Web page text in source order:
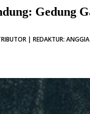
Gedung
| REDAKTUR: